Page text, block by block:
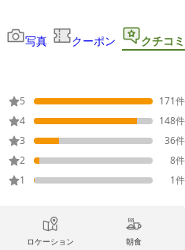
写真 クーポン クチコミ
5 171件
4
148件
3
36件
2
8件
1
1件
ロケーション 朝食